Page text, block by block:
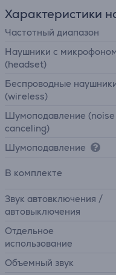
Характеристики
Частотный диапазон
Наушники с
(headset)
Беспроводные
(wireless)
Шумоподавление (noise
canceling)
Шумоподавление
В комплекте
Звук автовключения /
автовыключения
Отдельное
использование
Объемный звук